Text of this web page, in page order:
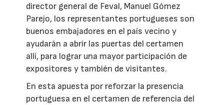
director general de Feval, Manuel Gómez
Parejo, los representantes portugueses son
buenos embajadores en el país vecino y
ayudarán a abrir las puertas del certamen
allí, para lograr una mayor participación de
expositores y también de visitantes.
En esta apuesta por reforzar la presencia
portuguesa en el certamen de referencia del